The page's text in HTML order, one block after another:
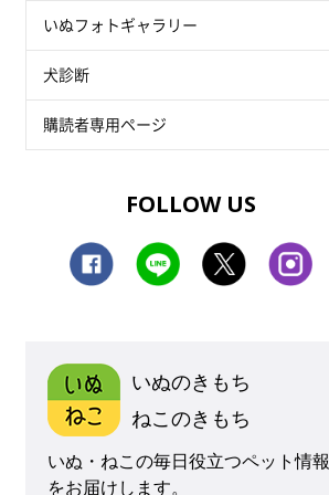
いぬフォトギャラリー
犬診断
購読者専用ページ
FOLLOW US
いぬのきもち
ねこのきもち
いぬ・ねこの毎日役立つペット情報
をお届けします。